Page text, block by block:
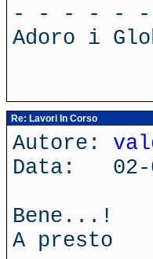
- - - - -
Adoro i
Re: Lavori In Corso
Autore:
Data: 02-
Bene...!
A presto